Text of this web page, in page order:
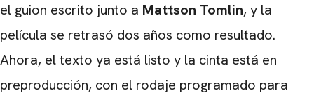
el guion escrito junto a Mattson Tomlin, y la
película se retrasó dos años como resultado.
Ahora, el texto ya está listo y la cinta está en
preproducción, con el rodaje programado para